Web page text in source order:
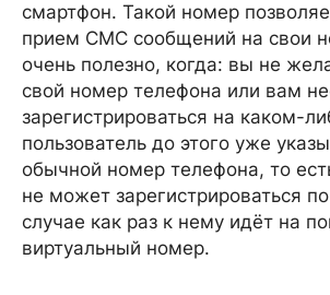
смартфон. Такой номер
прием СМС сообщений на свои
очень полезно, когда: вы не
свой номер телефона или вам
зарегистрироваться на каком-
пользователь до этого уже
обычной номер телефона, то
не может зарегистрироваться
случае как раз к нему идёт на
виртуальный номер.